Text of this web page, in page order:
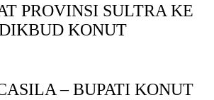
PROVINSI SULTRA KE
KONUT
– BUPATI KONUT